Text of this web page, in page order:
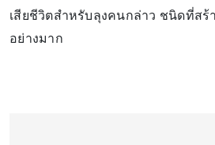
เสียชีวิตสำหรับลุงคนกล่าว ชนิดที่สร้
อย่างมาก